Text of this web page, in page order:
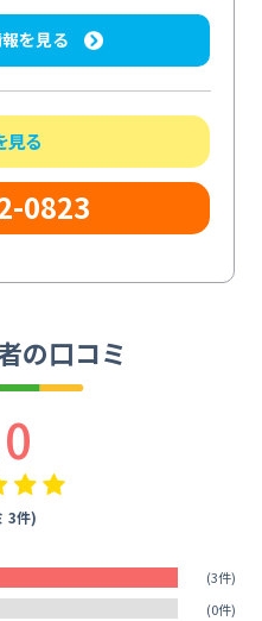
を見る
見る
0823
の口コミ
3件)
(3件)
(0件)